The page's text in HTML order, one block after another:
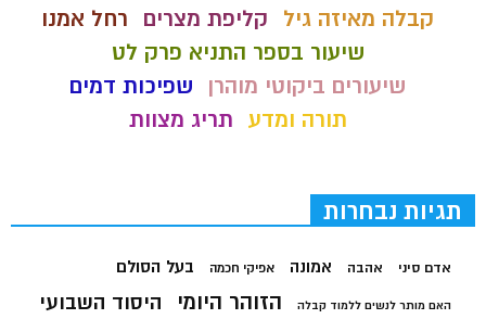
קבלה מאיזה גיל
קליפת מצרים
רחל אמנו
שיעור בספר התניא פרק לט
שיעורים ביקוטי מוהרן
שפיכות דמים
תורה ומדע תריג מצוות
תגיות נבחרות
אדם סיני אהבה אמונה אפיקי חכמה בעל הסולם
האם מותר לנשים ללמוד קבלה הזוהר היומי היסוד השבועי